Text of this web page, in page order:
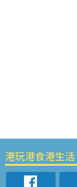
港玩港食港生活